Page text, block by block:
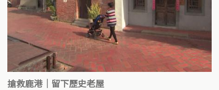
搶救鹿港｜留下歷史老屋